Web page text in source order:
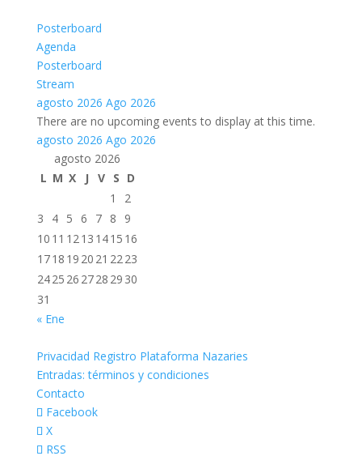
Posterboard
Agenda
Posterboard
Stream
agosto 2026 Ago 2026
There are no upcoming events to display at this time.
agosto 2026 Ago 2026
agosto 2026
L M X J V S D
1
2
3
4 5 6 7 8
9
10 11 1213 1415 16
1718 19 20 21 2223
2425 26 2728 29 30
31
« Ene
Privacidad Registro Plataforma Nazaries
Entradas: términos y condiciones
Contacto
Facebook
X
RSS